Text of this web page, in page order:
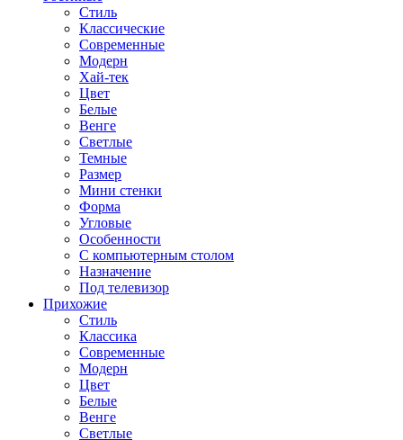
Стиль
Классические
Современные
Модерн
Хай-тек
Цвет
Белые
Венге
Светлые
Темные
Размер
Мини стенки
Форма
Угловые
Особенности
С компьютерным столом
Назначение
Под телевизор
Прихожие
Стиль
Классика
Современные
Модерн
Цвет
Белые
Венге
Светлые